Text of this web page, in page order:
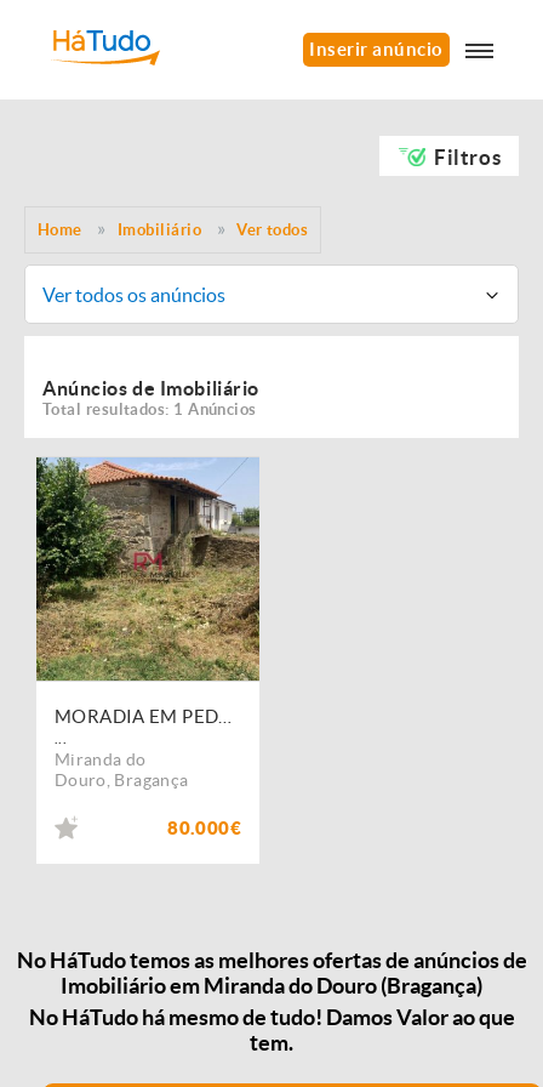
Inserir anúncio
Filtros
Home Imobiliário Ver todos
Ver todos os anúncios
Anúncios de Imobiliário
Total resultados: 1 Anúncios
Miranda do
Douro Bragança
80.000€
No HáTudo temos as melhores ofertas de anúncios de
Imobiliário em Miranda do Douro (Bragança)
No HáTudo há mesmo de tudo! Damos Valor ao que
tem.